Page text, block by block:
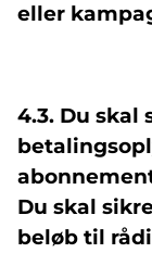
eller
4.3. Du skal
Du skal
beløb til